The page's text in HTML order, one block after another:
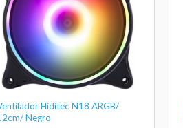
Hiditec N18 ARGB/
Negro